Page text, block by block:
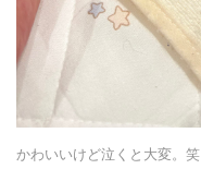
かわいいけど泣くと大変。笑